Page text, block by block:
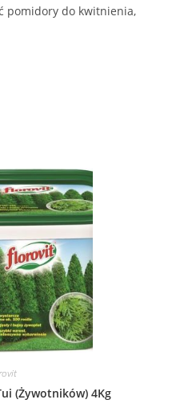
pomidory do kwitnienia,
(Żywotników) 4Kg